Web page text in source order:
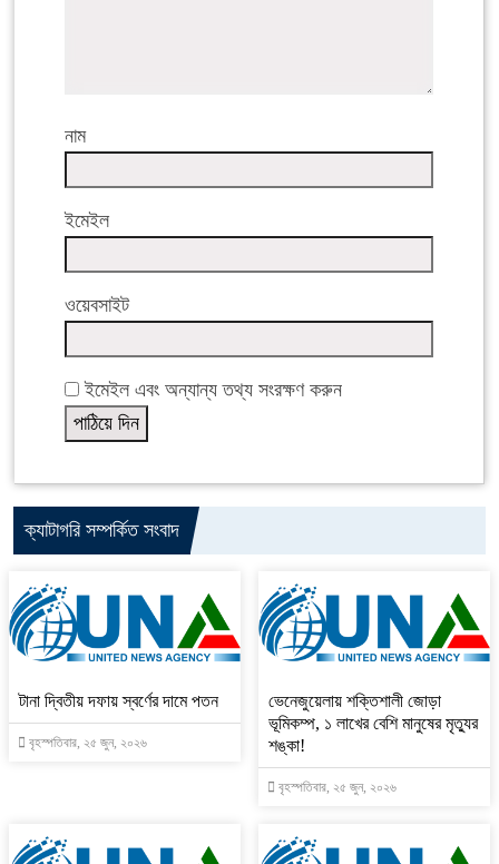
নাম
ইমেইল
ওয়েবসাইট
ইমেইল এবং অন্যান্য তথ্য সংরক্ষণ করুন
ক্যাটাগরি সম্পর্কিত সংবাদ
টানা দ্বিতীয় দফায় স্বর্ণের দামে পতন
বৃহস্পতিবার, ২৫ জুন, ২০২৬
ভেনেজুয়েলায় শক্তিশালী জোড়া
ভূমিকম্প, ১ লাখের বেশি মানুষের মৃত্যুর
শঙ্কা!
বৃহস্পতিবার, ২৫ জুন, ২০২৬